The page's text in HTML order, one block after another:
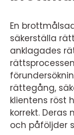
En
säkerställa
anklagades
rättegång,
klientens röst
korrekt.
och påföljder